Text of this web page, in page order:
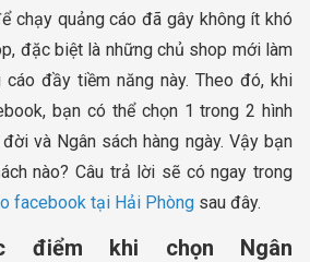
chạy quảng cáo đã gây không ít khó
đặc biệt là những chủ shop mới làm
cáo đầy tiềm năng này. Theo đó, khi
bạn có thể chọn 1 trong 2 hình
và Ngân sách hàng ngày. Vậy bạn
nào? Câu trả lời sẽ có ngay trong
facebook tại Hải Phòng sau đây.
điểm khi chọn Ngân